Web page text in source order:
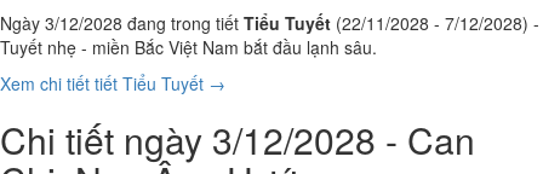
Ngày 3/12/2028 đang trong tiết Tiểu Tuyết (22/11/2028 - 7/12/2028) -
Tuyết nhẹ - miền Bắc Việt Nam bắt đầu lạnh sâu.
Xem chi tiết tiết Tiểu Tuyết →
Chi tiết ngày 3/12/2028 - Can